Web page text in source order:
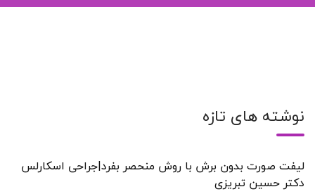
نوشته های تازه
لیفت صورت بدون برش با روش منحصر بفرد|جراحی اسکارلس
دکتر حسین تبریزی